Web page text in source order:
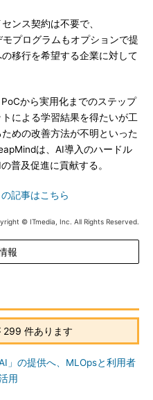
ンス契約は不要で、
プログラムもオプションで提
移行を希望する企業に対して
から実用化までのステップ
による学習結果を得たいが工
めの改善方法が不明といった
は、AI導入のハードル
普及促進に貢献する。
記事はこちら
© ITmedia, Inc. All Rights Reserved.
報
299 件あります
」の提供へ、MLOpsと利用者
用